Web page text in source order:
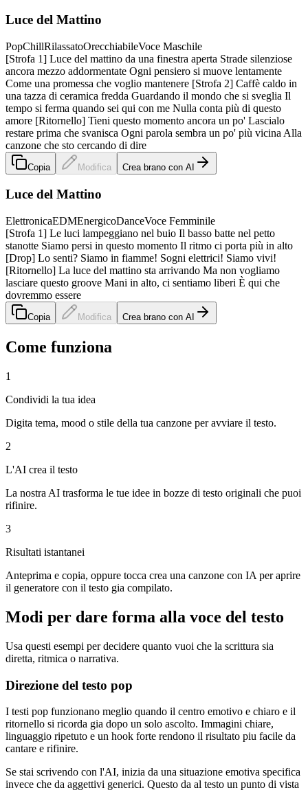
Luce del Mattino
PopChillRilassatoOrecchiabileVoce Maschile
[Strofa 1] Luce del mattino da una finestra aperta Strade silenziose
ancora mezzo addormentate Ogni pensiero si muove lentamente
Come una promessa che voglio mantenere [Strofa 2] Caffè caldo in
una tazza di ceramica fredda Guardando il mondo che si sveglia Il
tempo si ferma quando sei qui con me Nulla conta più di questo
amore [Ritornello] Tieni questo momento ancora un po' Lascialo
restare prima che svanisca Ogni parola sembra un po' più vicina Alla
canzone che sto cercando di dire
Copia Modifica Crea brano con AI
Luce del Mattino
ElettronicaEDMEnergicoDanceVoce Femminile
[Strofa 1] Le luci lampeggiano nel buio Il basso batte nel petto
stanotte Siamo persi in questo momento Il ritmo ci porta più in alto
[Drop] Lo senti? Siamo in fiamme! Sogni elettrici! Siamo vivi!
[Ritornello] La luce del mattino sta arrivando Ma non vogliamo
lasciare questo groove Mani in alto, ci sentiamo liberi È qui che
dovremmo essere
Copia Modifica Crea brano con AI
Come funziona
1
Condividi la tua idea
Digita tema, mood o stile della tua canzone per avviare il testo.
2
L'AI crea il testo
La nostra AI trasforma le tue idee in bozze di testo originali che puoi
rifinire.
3
Risultati istantanei
Anteprima e copia, oppure tocca crea una canzone con IA per aprire
il generatore con il testo gia compilato.
Modi per dare forma alla voce del testo
Usa questi esempi per decidere quanto vuoi che la scrittura sia
diretta, ritmica o narrativa.
Direzione del testo pop
I testi pop funzionano meglio quando il centro emotivo e chiaro e il
ritornello si ricorda gia dopo un solo ascolto. Immagini chiare,
linguaggio ripetuto e un hook forte rendono il risultato piu facile da
cantare e rifinire.
Se stai scrivendo con l'AI, inizia da una situazione emotiva specifica
invece che da aggettivi generici. Questo da al testo un punto di vista